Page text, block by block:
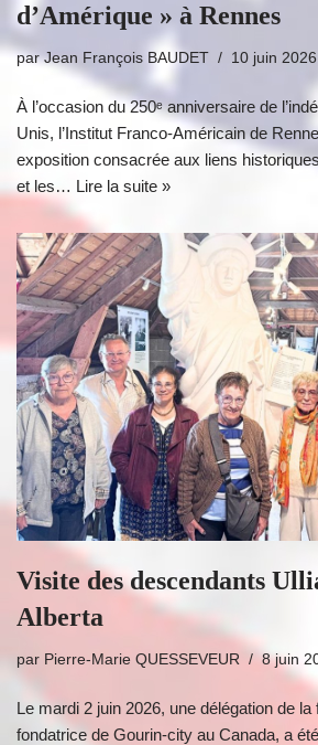
d’Amérique » à Rennes
parJean François BAUDET 10 juin 2026
À l’occasion du 250ᵉ anniversaire de
Unis, l’Institut Franco-Américain de
exposition consacrée aux liens
et les… Lire la suite »
Visite des descendants
Alberta
par Pierre-Marie QUESSEVEUR 8 juin
Le mardi 2 juin 2026, une délégation de la
fondatrice de Gourin-city au Canada, a